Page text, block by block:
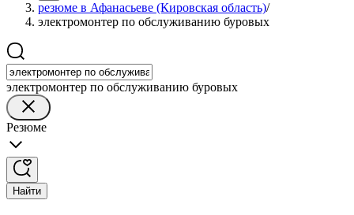
резюме в Афанасьеве (Кировская область)/
электромонтер по обслуживанию буровых
электромонтер по обслуживанию буровых
Резюме
Найти